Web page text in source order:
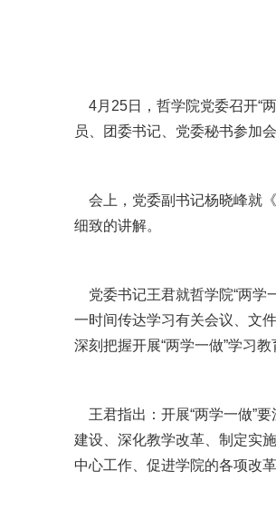
4月25日，哲学院党委召开“
员、团委书记、党委秘书参加会
会上，党委副书记杨晓峰就
细致的讲解。
党委书记王君就哲学院“两学
一时间传达学习有关会议、文
深刻把握开展“两学一做”学习
王君指出：开展“两学一做”
建设、深化教学改革、制定实
中心工作、促进学院的各项改